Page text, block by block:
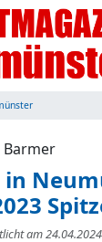
Barmer
in
am24.04.2024